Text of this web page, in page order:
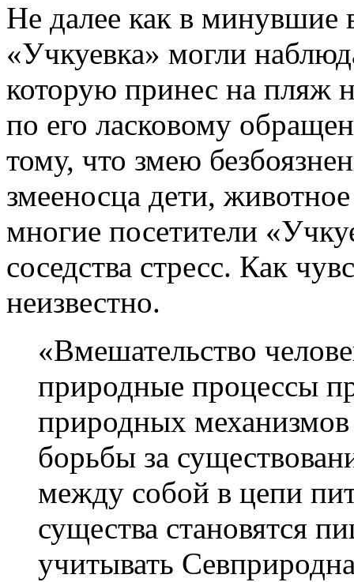
Не далее как в минувшие
«Учкуевка» могли
которую принес на пляж
по его ласковому
тому, что змею
змееносца дети,
многие посетители
соседства стресс. Как
неизвестно.
«Вмешательство
природные процессы
природных механизмов
борьбы за
между собой в цепи
существа становятся
учитывать